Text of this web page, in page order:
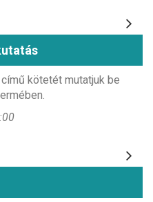
kötetét mutatjuk be